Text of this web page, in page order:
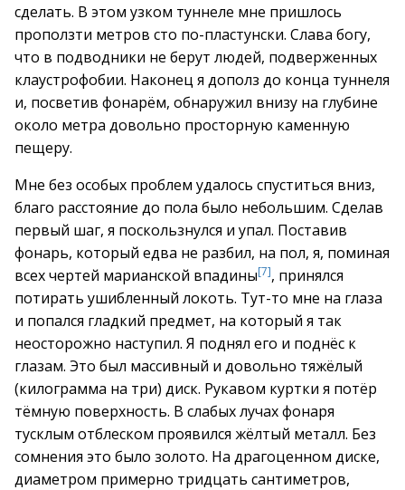
сделать. В этом узком туннеле мне пришлось
проползти метров сто по-пластунски. Слава богу,
что в подводники не берут людей, подверженных
клаустрофобии. Наконец я дополз до конца туннеля
и, посветив фонарём, обнаружил внизу на глубине
около метра довольно просторную каменную
пещеру.
Мне без особых проблем удалось спуститься вниз,
благо расстояние до пола было небольшим. Сделав
первый шаг, я поскользнулся и упал. Поставив
фонарь, который едва не разбил, на пол, я, поминая
всех чертей марианской впадины[7], принялся
потирать ушибленный локоть. Тут-то мне на глаза
и попался гладкий предмет, на который я так
неосторожно наступил. Я поднял его и поднёс к
глазам. Это был массивный и довольно тяжёлый
(килограмма на три) диск. Рукавом куртки я потёр
тёмную поверхность. В слабых лучах фонаря
тусклым отблеском проявился жёлтый металл. Без
сомнения это было золото. На драгоценном диске,
диаметром примерно тридцать сантиметров,